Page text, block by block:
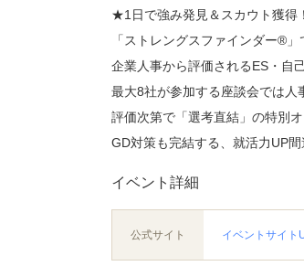
★1日で強み発見＆スカウト獲得
「ストレングスファインダー®」
企業人事から評価されるES・自
最大8社が参加する座談会では人
評価次第で「選考直結」の特別オ
GD対策も完結する、就活力UP
イベント詳細
公式サイト イベントサイト